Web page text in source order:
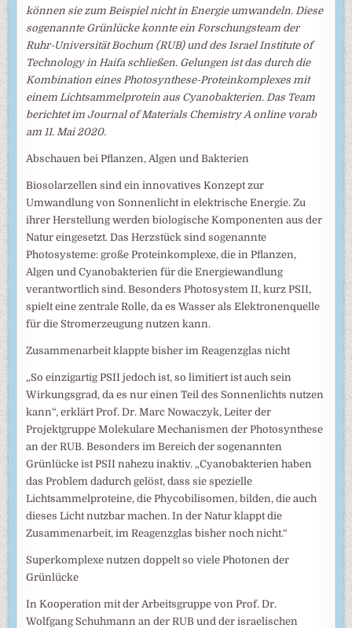
können sie zum Beispiel nicht in Energie umwandeln. Diese
sogenannte Grünlücke konnte ein Forschungsteam der
Ruhr-Universität Bochum (RUB) und des Israel Institute of
Technology in Haifa schließen. Gelungen ist das durch die
Kombination eines Photosynthese-Proteinkomplexes mit
einem Lichtsammelprotein aus Cyanobakterien. Das Team
berichtet im Journal of Materials Chemistry A online vorab
am 11. Mai 2020.
Abschauen bei Pflanzen, Algen und Bakterien
Biosolarzellen sind ein innovatives Konzept zur
Umwandlung von Sonnenlicht in elektrische Energie. Zu
ihrer Herstellung werden biologische Komponenten aus der
Natur eingesetzt. Das Herzstück sind sogenannte
Photosysteme: große Proteinkomplexe, die in Pflanzen,
Algen und Cyanobakterien für die Energiewandlung
verantwortlich sind. Besonders Photosystem II, kurz PSII,
spielt eine zentrale Rolle, da es Wasser als Elektronenquelle
für die Stromerzeugung nutzen kann.
Zusammenarbeit klappte bisher im Reagenzglas nicht
„So einzigartig PSII jedoch ist, so limitiert ist auch sein
Wirkungsgrad, da es nur einen Teil des Sonnenlichts nutzen
kann“, erklärt Prof. Dr. Marc Nowaczyk, Leiter der
Projektgruppe Molekulare Mechanismen der Photosynthese
an der RUB. Besonders im Bereich der sogenannten
Grünlücke ist PSII nahezu inaktiv. „Cyanobakterien haben
das Problem dadurch gelöst, dass sie spezielle
Lichtsammelproteine, die Phycobilisomen, bilden, die auch
dieses Licht nutzbar machen. In der Natur klappt die
Zusammenarbeit, im Reagenzglas bisher noch nicht.“
Superkomplexe nutzen doppelt so viele Photonen der
Grünlücke
In Kooperation mit der Arbeitsgruppe von Prof. Dr.
Wolfgang Schuhmann an der RUB und der israelischen